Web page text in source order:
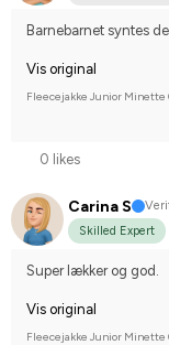
Barnebarnet syntes
Vis original
Fleecejakke Junior Minette
0 likes
Carina S
Skilled Expert
Super lækker og god.
Vis original
Fleecejakke Junior Minette